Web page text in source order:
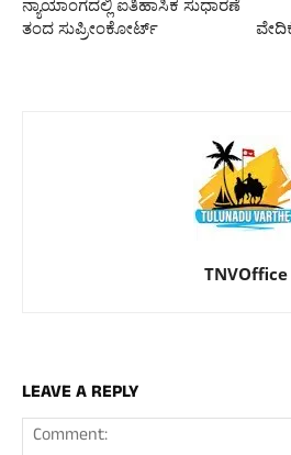
ನ್ಯಾಯಾಂಗದಲ್ಲಿ ಐತಿಹಾಸಿಕ ಸುಧಾರಣೆ
ತಂದ ಸುಪ್ರೀಂಕೋರ್ಟ್
TNVOffice
LEAVE A REPLY